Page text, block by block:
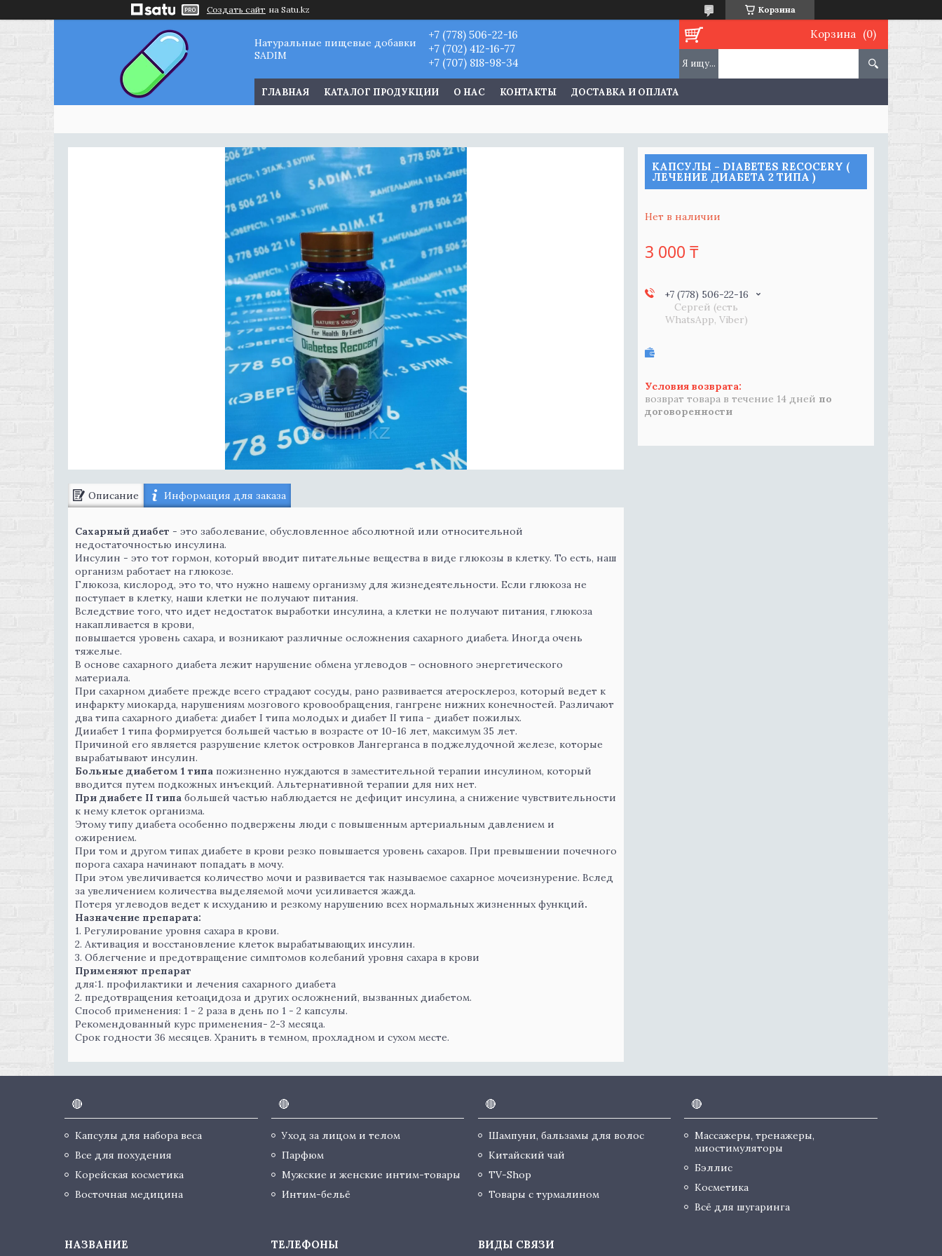
Создать сайт на Satu.kz Корзина
Натуральные пищевые добавки
SADIM
+7 (778) 506-22-16
+7 (702) 412-16-77
+7 (707) 818-98-34
Корзина
ГЛАВНАЯ КАТАЛОГ ПРОДУКЦИИ О НАС КОНТАКТЫ ДОСТАВКА И ОПЛАТА
Описание Информация для заказа
Сахарный диабет - это заболевание, обусловленное абсолютной или относительной
недостаточностью инсулина.
Инсулин - это тот гормон, который вводит питательные вещества в виде глюкозы в клетку. То есть, наш
организм работает на глюкозе.
Глюкоза, кислород, это то, что нужно нашему организму для жизнедеятельности. Если глюкоза не
поступает в клетку, наши клетки не получают питания.
Вследствие того, что идет недостаток выработки инсулина, а клетки не получают питания, глюкоза
накапливается в крови,
повышается уровень сахара, и возникают различные осложнения сахарного диабета. Иногда очень
тяжелые.
В основе сахарного диабета лежит нарушение обмена углеводов – основного энергетического
материала.
При сахарном диабете прежде всего страдают сосуды, рано развивается атеросклероз, который ведет к
инфаркту миокарда, нарушениям мозгового кровообращения, гангрене нижних конечностей. Различают
два типа сахарного диабета: диабет I типа молодых и диабет II типа - диабет пожилых.
Дииабет 1 типа формируется большей частью в возрасте от 10-16 лет, максимум 35 лет.
Причиной его является разрушение клеток островков Лангерганса в поджелудочной железе, которые
вырабатывают инсулин.
Больные диабетом 1 типа пожизненно нуждаются в заместительной терапии инсулином, который
вводится путем подкожных инъекций. Альтернативной терапии для них нет.
При диабете II типа большей частью наблюдается не дефицит инсулина, а снижение чувствительности
к нему клеток организма.
Этому типу диабета особенно подвержены люди с повышенным артериальным давлением и
ожирением.
При том и другом типах диабете в крови резко повышается уровень сахаров. При превышении почечного
порога сахара начинают попадать в мочу.
При этом увеличивается количество мочи и развивается так называемое сахарное мочеизнурение. Вслед
за увеличением количества выделяемой мочи усиливается жажда.
Потеря углеводов ведет к исхуданию и резкому нарушению всех нормальных жизненных функций.
Назначение препарата:
1. Регулирование уровня сахара в крови.
2. Активация и восстановление клеток вырабатывающих инсулин.
3. Облегчение и предотвращение симптомов колебаний уровня сахара в крови
Применяют препарат
для:1. профилактики и лечения сахарного диабета
2. предотвращения кетоацидоза и других осложнений, вызванных диабетом.
Способ применения: 1 - 2 раза в день по 1 - 2 капсулы.
Рекомендованный курс применения- 2-3 месяца.
Срок годности 36 месяцев. Хранить в темном, прохладном и сухом месте.
КАПСУЛЫ - DIABETES RECOCERY (
ЛЕЧЕНИЕ ДИАБЕТА 2 ТИПА )
Нет в наличии
3 000 ₸
+7 (778) 506-22-16
Сергей (есть
WhatsApp, Viber)
возврат товара в течение 14 дней по
договоренности
🔴
Капсулы для набора веса
Все для похудения
Корейская косметика
Восточная медицина
🔴
Уход за лицом и телом
Парфюм
Мужские и женские интим-товары
Интим-бельё
🔴
Шампуни, бальзамы для волос
Китайский чай
TV-Shop
Товары с турмалином
🔴
Массажеры, тренажеры,
миостимуляторы
Бэллис
Косметика
Всё для шугаринга